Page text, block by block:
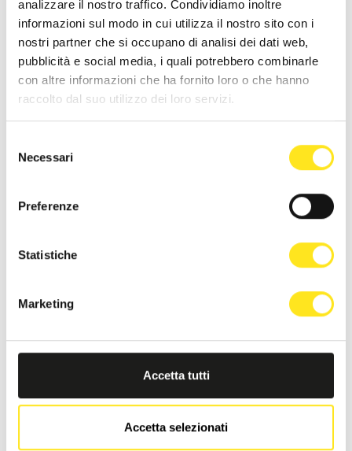
analizzare il nostro traffico. Condividiamo inoltre
informazioni sul modo in cui utilizza il nostro sito con i
nostri partner che si occupano di analisi dei dati web,
pubblicità e social media, i quali potrebbero combinarle
con altre informazioni che ha fornito loro o che hanno
raccolto dal suo utilizzo dei loro servizi.
delNecessari
Preferenze
Statistiche
Marketing
Accetta tutti
Accetta selezionati
artistiche di queste chiese, in un
percorso che unisce sport e cultura,
offrendo un’esperienza unica tra arte,
storia e spiritualità. Assicurati di essere
puntuale per il ritiro dei pettorali e di
goderti appieno le visite, che ogni
mezz’ora offriranno un’opportunità per
esplorare questi tesori architettonici.
ALTRI EVENTI SIMILI